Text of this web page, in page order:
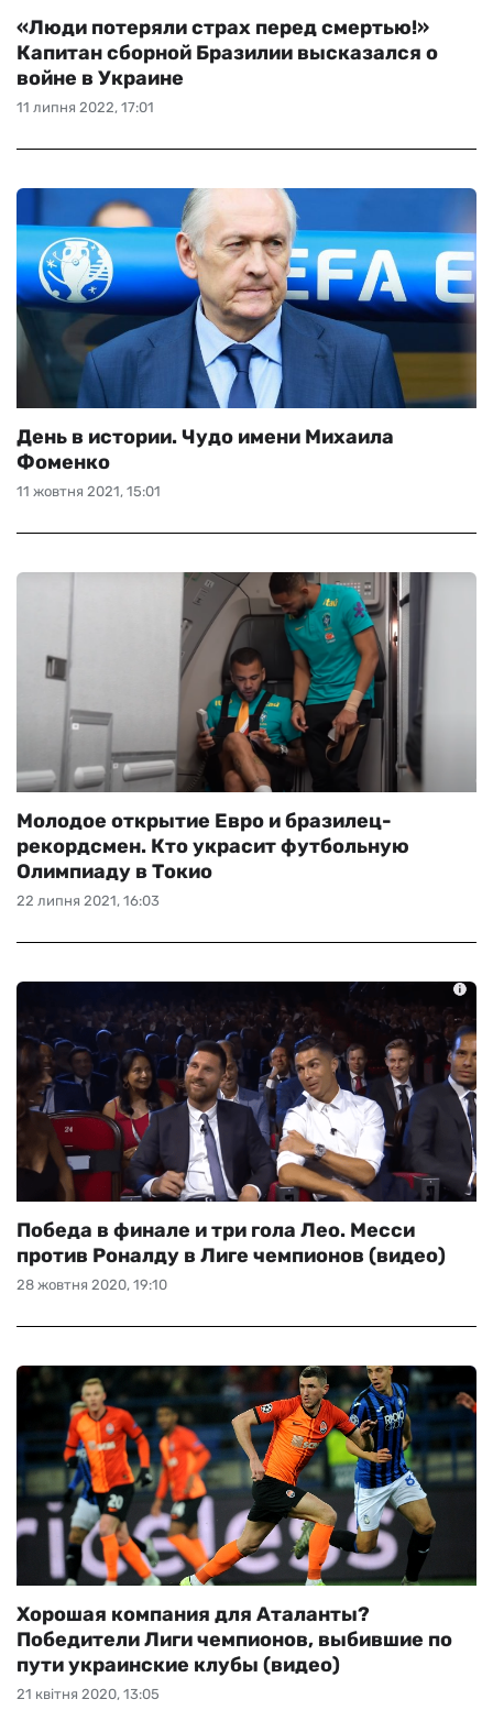
11 липня 2022, 17:01
«Люди потеряли страх перед смертью!»
Капитан сборной Бразилии высказался о
войне в Украине
11 жовтня 2021, 15:01
День в истории. Чудо имени Михаила
Фоменко
22 липня 2021, 16:03
Молодое открытие Евро и бразилец-
рекордсмен. Кто украсит футбольную
Олимпиаду в Токио
28 жовтня 2020, 19:10
Победа в финале и три гола Лео. Месси
против Роналду в Лиге чемпионов (видео)
21 квітня 2020, 13:05
Хорошая компания для Аталанты?
Победители Лиги чемпионов, выбившие по
пути украинские клубы (видео)